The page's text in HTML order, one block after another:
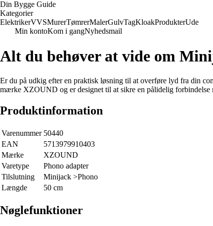
Din Bygge Guide
Kategorier
ElektrikerVVSMurerTømrerMalerGulvTagKloakProdukterUde
Min kontoKom i gangNyhedsmail
Alt du behøver at vide om
Er du på udkig efter en praktisk løsning til at overføre lyd fra din
mærke XZOUND og er designet til at sikre en pålidelig
Produktinformation
Varenummer 50440
EAN
5713979910403
Mærke
XZOUND
Varetype
Phono adapter
Tilslutning
Minijack >Phono
Længde
50 cm
Nøglefunktioner